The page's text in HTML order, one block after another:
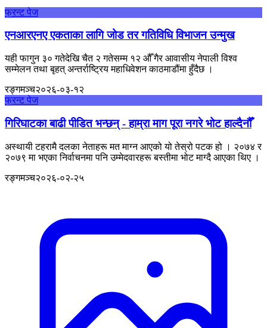
फ्रन्ट पेज
एनआरएनए एकताका लागि जोड तर गतिविधि विभाजन उन्मुख
यही फागुन ३० गतेदेखि चैत २ गतेसम्म १२ औँ गैर आवासीय नेपाली विश्व
सम्मेलन तथा बृहत् अन्तर्राष्ट्रिय महाधिवेशन काठमाडौंमा हुँदैछ ।
रङ्गमञ्च२०२६-०३-१२
फ्रन्ट पेज
गिरिघाटका बाढी पीडित भन्छन् - हाम्रा माग पूरा नगरे भोट हाल्दैनौँ
अस्थायी टहरामै दलका नेताहरू मत माग्न आएको यो तेस्रो पटक हो । २०७४ र
२०७९ मा भएका निर्वाचनमा पनि उम्मेदवारहरू बस्तीमा भोट माग्दै आएका थिए ।
रङ्गमञ्च२०२६-०२-२५